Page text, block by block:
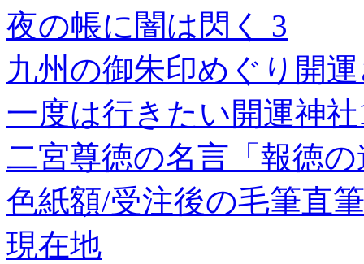
夜の帳に闇は閃く 3
九州の御朱印めぐり開
一度は行きたい開運神社
二宮尊徳の名言「報徳
色紙額/受注後の毛筆直筆
現在地